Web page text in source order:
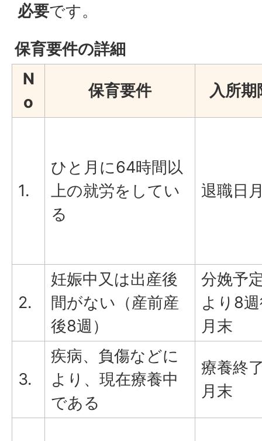
必要です。
保育要件の詳細
N
o
保育要件 入所期
1.
ひと月に64時間以
上の就労をしてい
る
退職日
2.
妊娠中又は出産後
間がない（産前産
後8週）
分娩予
より8
月末
3.
疾病、負傷などに
より、現在療養中
である
療養終
月末